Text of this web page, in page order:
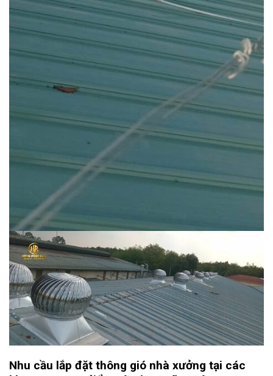
Nhu cầu lắp đặt thông gió nhà xưởng tại các